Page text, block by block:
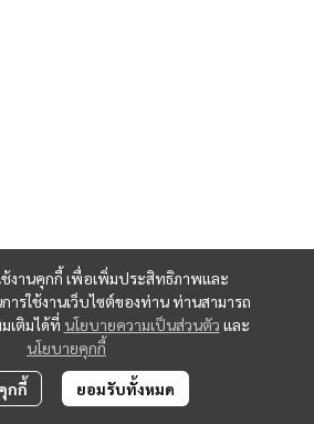
ช้งานคุกกี้ เพื่อเพิ่มประสิทธิภาพและ
รใช้งานเว็บไซต์ของท่าน ท่านสามารถ
เติมได้ที่ นโยบายความเป็นส่วนตัว และ
นโยบายคุกกี้
กกี้ ยอมรับทั้งหมด